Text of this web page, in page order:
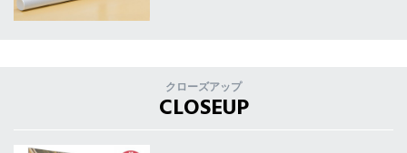
クローズアップ
CLOSEUP